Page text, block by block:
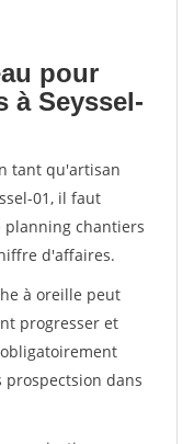
pour
à Seyssel-
tant qu'artisan
01, il faut
chantiers
d'affaires.
à oreille peut
progresser et
dans